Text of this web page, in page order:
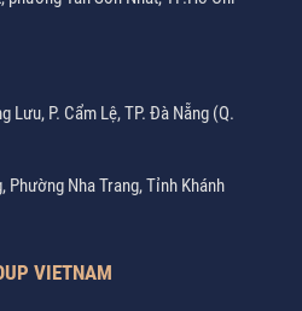
Lưu, P. Cẩm Lệ, TP. Đà Nẵng (Q.
Phường Nha Trang, Tỉnh Khánh
VIETNAM